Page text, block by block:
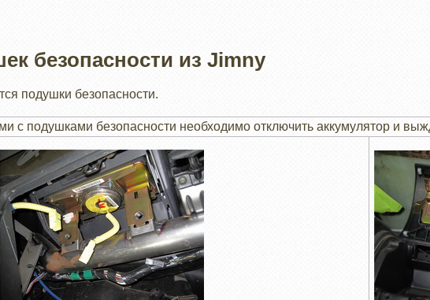
безопасности из Jimny
подушки безопасности.
подушками безопасности необходимо отключить аккумулятор и